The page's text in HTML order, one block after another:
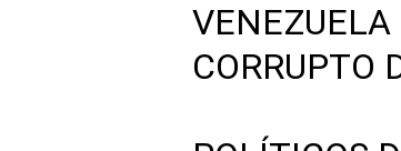
VENEZUELA
CORRUPTO